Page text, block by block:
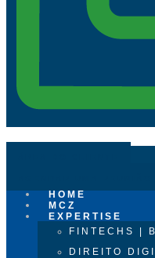
HOME
MCZ
EXPERTISE
FINTECHS |
DIREITO